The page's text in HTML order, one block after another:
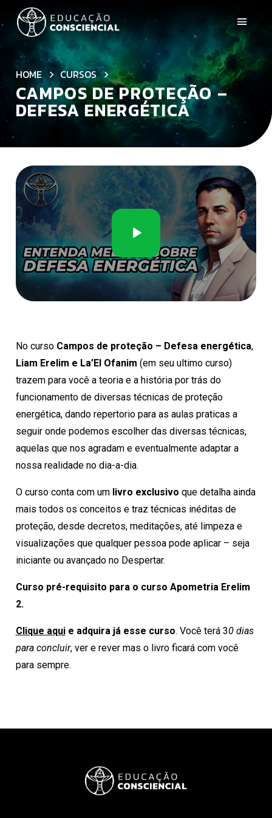
HOME CURSOS
CAMPOS DE PROTEÇÃO –
DEFESA ENERGÉTICA
No curso Campos de proteção – Defesa energética,
Liam Erelim e La’El Ofanim (em seu ultimo curso)
trazem para você a teoria e a história por trás do
funcionamento de diversas técnicas de proteção
energética, dando repertorio para as aulas praticas a
seguir onde podemos escolher das diversas técnicas,
aquelas que nos agradam e eventualmente adaptar a
nossa realidade no dia-a-dia.
O curso conta com um livro exclusivo que detalha ainda
mais todos os conceitos e traz técnicas inéditas de
proteção, desde decretos, meditações, até limpeza e
visualizações que qualquer pessoa pode aplicar – seja
iniciante ou avançado no Despertar.
Curso pré-requisito para o curso Apometria Erelim
2.
Clique aquie adquira já esse curso. Você terá 30 dias
para concluir, ver e rever mas o livro ficará com você
para sempre.